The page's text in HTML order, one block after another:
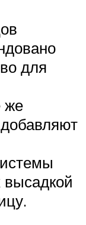
для
же
высадкой